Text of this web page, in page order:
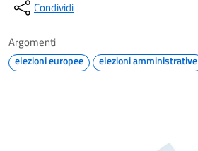
Condividi
Argomenti
elezioni europee elezioni amministrative